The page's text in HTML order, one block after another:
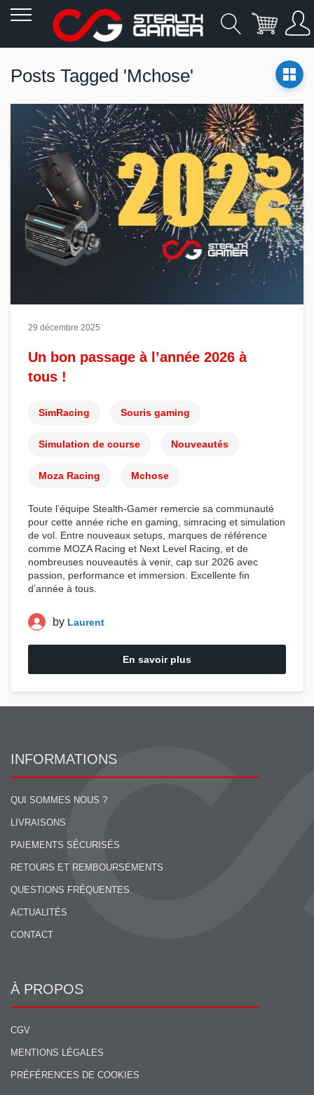
contenu
Posts Tagged 'Mchose'
29 décembre 2025
Un bon passage à l’année 2026 à
tous !
SimRacing Souris gaming
Simulation de course Nouveautés
Moza Racing Mchose
Toute l’équipe Stealth-Gamer remercie sa communauté
pour cette année riche en gaming simracing et simulation
de vol . Entre nouveaux setups, marques de référence
comme MOZA Racing et Next Level Racing , et de
nombreuses nouveautés à venir, cap sur 2026 avec
passion, performance et immersion. Excellente fin
d’année à tous.
by Laurent
En savoir plus
INFORMATIONS
QUI SOMMES NOUS ?
LIVRAISONS
PAIEMENTS SÉCURISÉS
RETOURS ET REMBOURSEMENTS
QUESTIONS FRÉQUENTES
ACTUALITÉS
CONTACT
À PROPOS
CGV
MENTIONS LÉGALES
PRÉFÉRENCES DE COOKIES